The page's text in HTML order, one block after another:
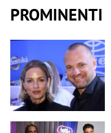
PROMINENTI